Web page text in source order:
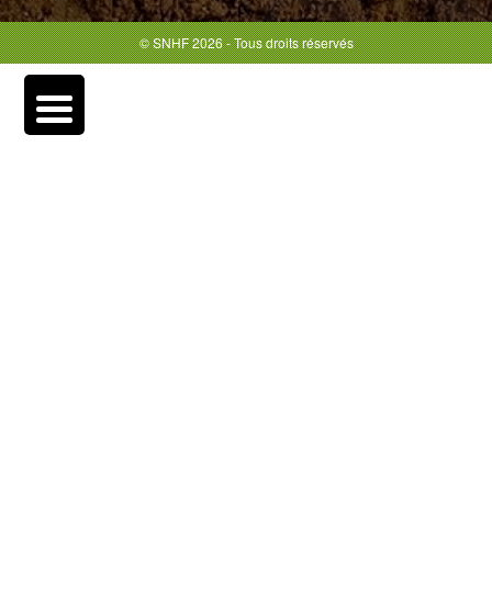
© SNHF 2026 - Tous droits réservés